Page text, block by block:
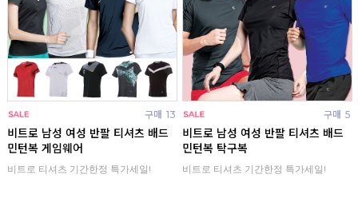
구매 13
비트로 남성 여성 반팔 티셔츠 배드
민턴복 게임웨어
비트로 티셔츠 기간한정 특가세일!
구매 5
비트로 남성 여성 반팔 티셔츠 배드
민턴복 탁구복
비트로 티셔츠 기간한정 특가세일!